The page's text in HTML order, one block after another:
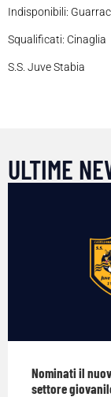
Indisponibili:
Squalificati: Cinaglia
S.S. Juve Stabia
ULTIME
Nominati il
settore